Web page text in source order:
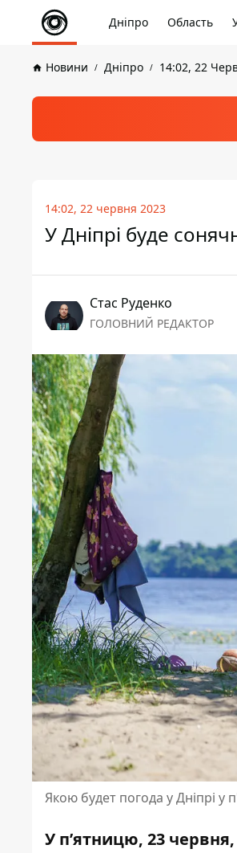
Дніпро Область
Новини Дніпро 14:02, 22
14:02, 22 червня 2023
У Дніпрі буде
Стас Руденко
ГОЛОВНИЙ РЕДАКТОР
Якою будет погода у Дніпрі у
У п’ятницю, 23